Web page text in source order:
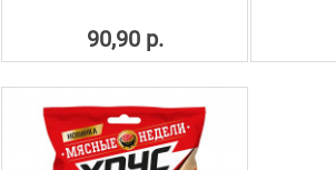
90,90 р.